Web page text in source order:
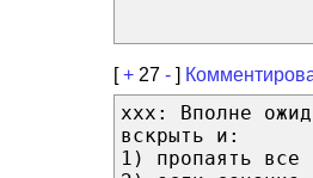
[+ 27 - ]
xxx: Вполне
вскрыть и:
1) пропаять все